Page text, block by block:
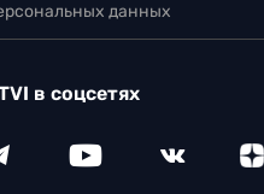
данных
в соцсетях